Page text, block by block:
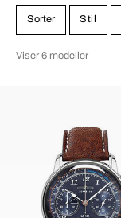
Sorter Stil
Viser 6 modeller